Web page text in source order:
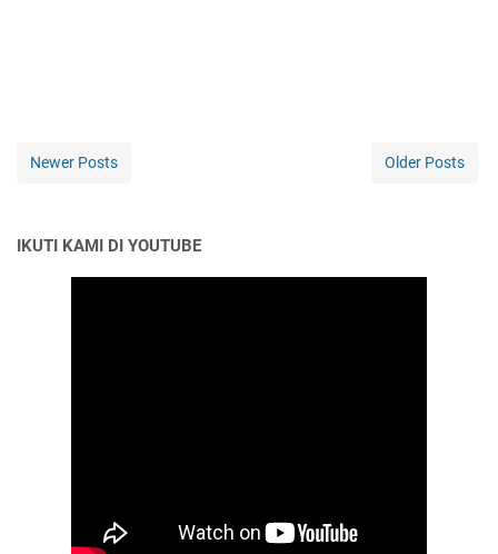
Newer Posts Older Posts
IKUTI KAMI DI YOUTUBE